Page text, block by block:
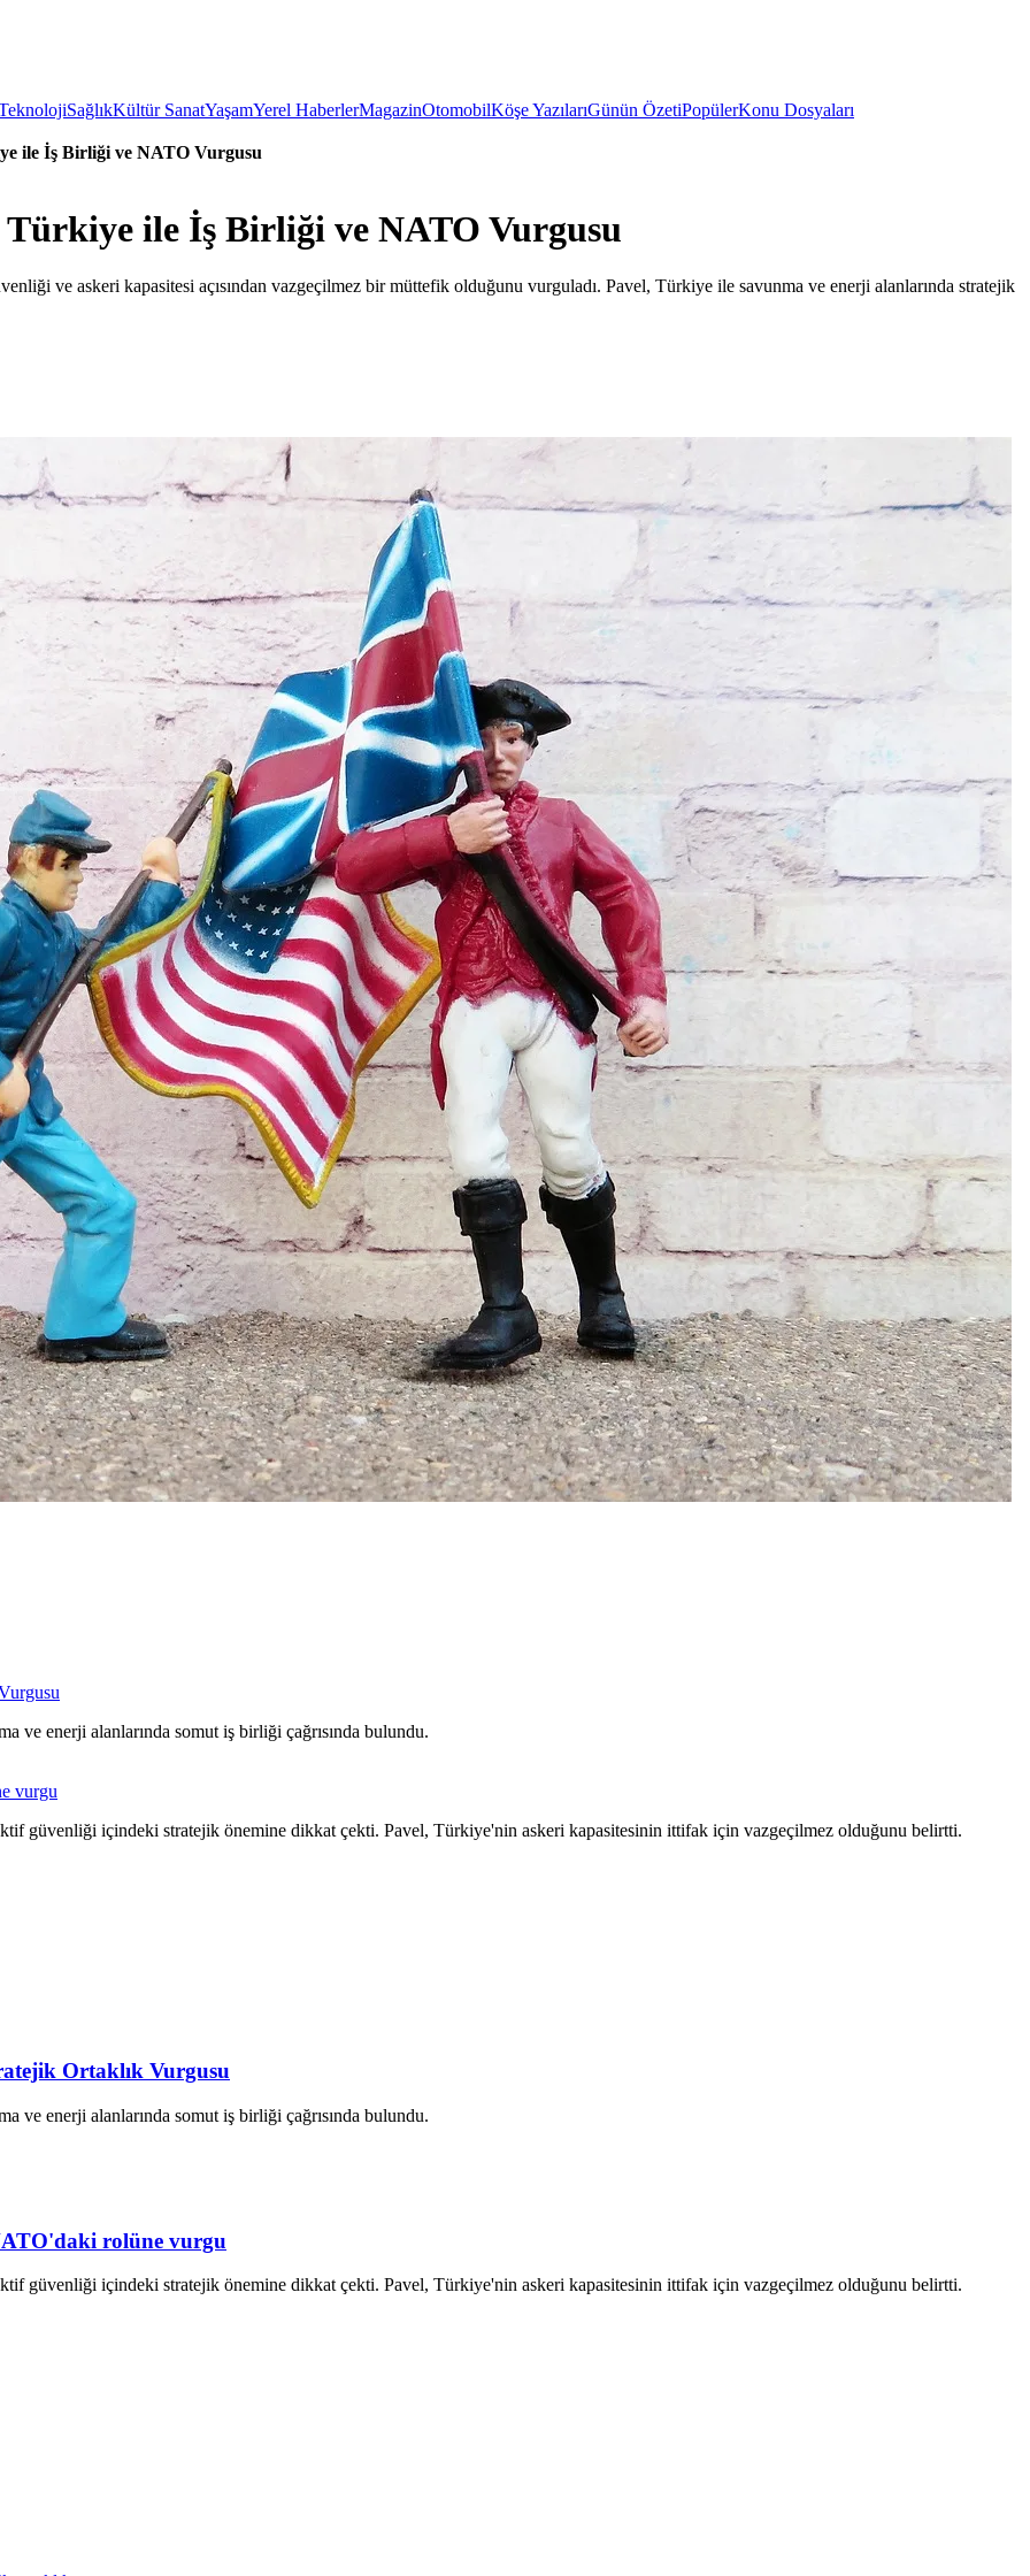
SağlıkKültür SanatYaşamYerel HaberlerMagazinOtomobilKöşe YazılarıGünün ÖzetiPopülerKonu Dosyaları
ile İş Birliği ve NATO Vurgusu
ile İş Birliği ve NATO Vurgusu
ve askeri kapasitesi açısından vazgeçilmez bir müttefik olduğunu vurguladı. Pavel, Türkiye ile savunma ve enerji alanlarında stratejik
ve enerji alanlarında somut iş birliği çağrısında bulundu.
vurgu
güvenliği içindeki stratejik önemine dikkat çekti. Pavel, Türkiye'nin askeri kapasitesinin ittifak için vazgeçilmez olduğunu belirtti.
Ortaklık Vurgusu
ve enerji alanlarında somut iş birliği çağrısında bulundu.
rolüne vurgu
güvenliği içindeki stratejik önemine dikkat çekti. Pavel, Türkiye'nin askeri kapasitesinin ittifak için vazgeçilmez olduğunu belirtti.